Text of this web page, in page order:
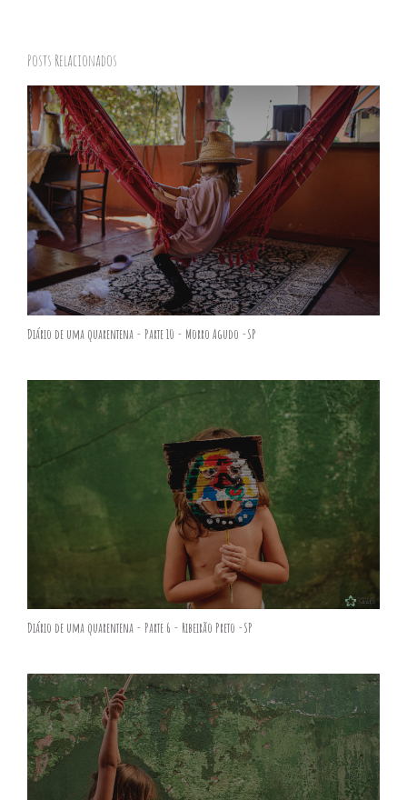
Posts Relacionados
Diário de uma quarentena - Parte 10 - Morro Agudo -SP
Diário de uma quarentena - Parte 6 - Ribeirão Preto -SP